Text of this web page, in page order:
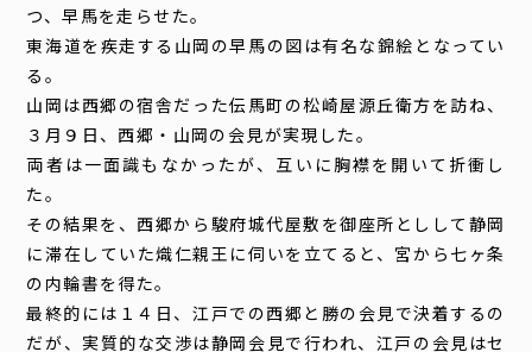
つ、早馬を走らせた。
東海道を疾走する山岡の早馬の図は有名な錦絵となってい
る。
山岡は西郷の宿舎だった伝馬町の松崎屋源丘衛方を訪ね、
３月９日、西郷・山岡の会見が実現した。
両者は一面識もなかったが、互いに胸襟を開いて折衝し
た。
その結果を、西郷から駿府城代屋敷を御座所としして静岡
に滞在していた熾仁親王に伺いを立てると、宮から七ヶ条
の内輪書を得た。
最終的には１４日、江戸での西郷と勝の会見で決着するの
だが、実質的な交渉は静岡会見で行われ、江戸の会見はセ